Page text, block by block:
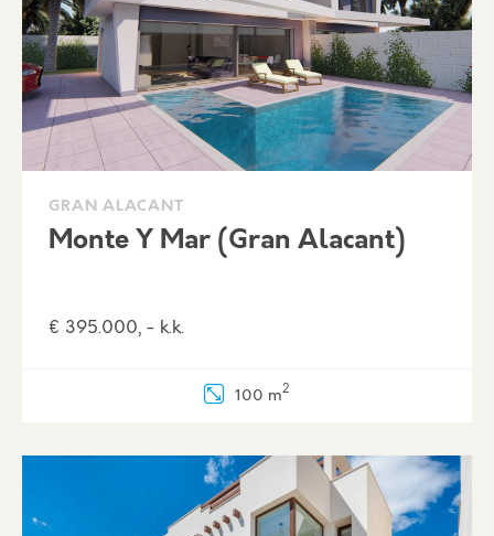
GRAN ALACANT
Monte Y Mar (Gran Alacant)
€ 395.000, - k.k.
100 m2